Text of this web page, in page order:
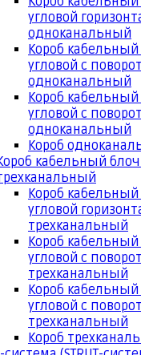
угловой
одноканальный
Короб
угловой с
одноканальный
Короб
угловой с
одноканальный
Короб
кабельный
Короб
угловой
трехканальный
Короб
угловой с
трехканальный
Короб
угловой с
трехканальный
Короб